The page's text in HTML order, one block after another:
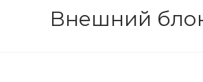
Внешний